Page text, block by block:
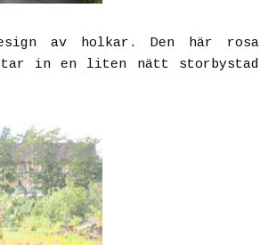
av holkar. Den här rosa
in en liten nätt storbystad